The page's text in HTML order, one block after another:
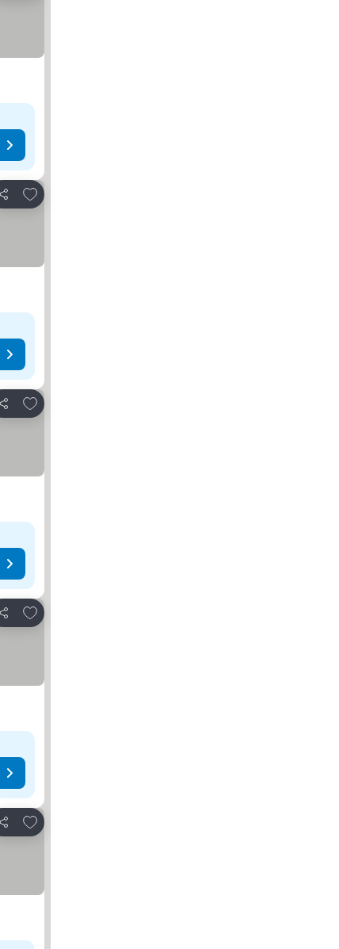
Κοινοποίηση
Προσθήκη στα αγαπημένα
Κοινοποίηση
Προσθήκη στα αγαπημένα
Κοινοποίηση
Προσθήκη στα αγαπημένα
Κοινοποίηση
Προσθήκη στα αγαπημένα